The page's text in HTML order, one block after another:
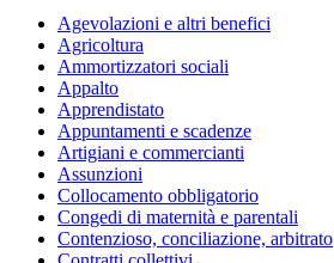
Agevolazioni e altri benefici
Agricoltura
Ammortizzatori sociali
Appalto
Apprendistato
Appuntamenti e scadenze
Artigiani e commercianti
Assunzioni
Collocamento obbligatorio
Congedi di maternità e parentali
Contenzioso, conciliazione, arbitrato